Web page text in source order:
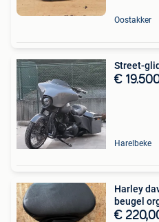
Oostakker
Street-
€
Harelbeke
Harley
beugel
€